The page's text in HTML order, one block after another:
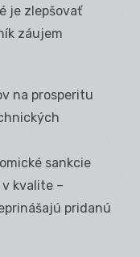
je zlepšovať
záujem
na prosperitu
sankcie
kvalite –
pridanú